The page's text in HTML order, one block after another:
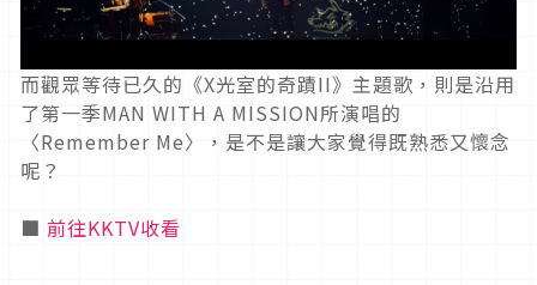
而觀眾等待已久的《X光室的奇蹟II》主題歌，則是沿用
了第一季MAN WITH A MISSION所演唱的
〈Remember Me〉，是不是讓大家覺得既熟悉又懷念
呢？
■ 前往KKTV收看